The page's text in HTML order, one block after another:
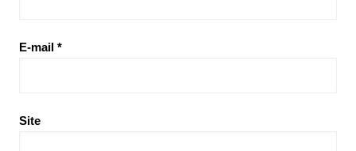
E-mail *
Site